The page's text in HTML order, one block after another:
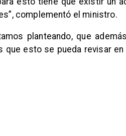
complementó el ministro.
planteando, que
que esto se pueda revisar en